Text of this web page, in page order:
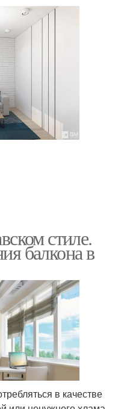
стиле.
балкона в
в качестве